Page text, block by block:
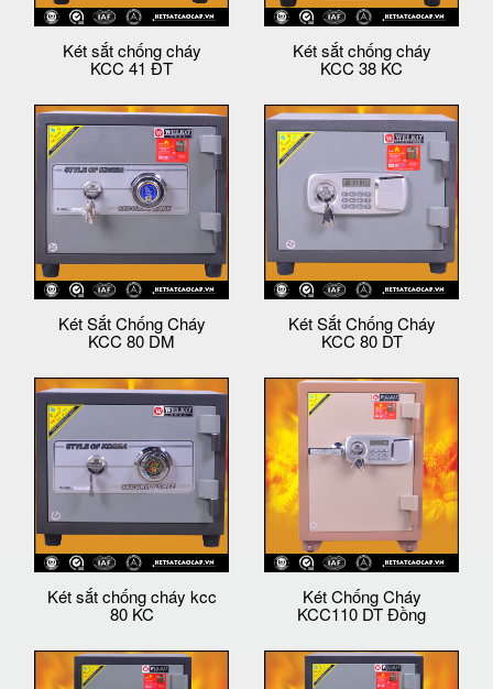
Két sắt chống cháy
KCC 41 ĐT
Két sắt chống cháy
KCC 38 KC
Két Sắt Chống Cháy
KCC 80 DM
Két Sắt Chống Cháy
KCC 80 DT
Két sắt chống cháy kcc
80 KC
Két Chống Cháy
KCC110 DT Đồng